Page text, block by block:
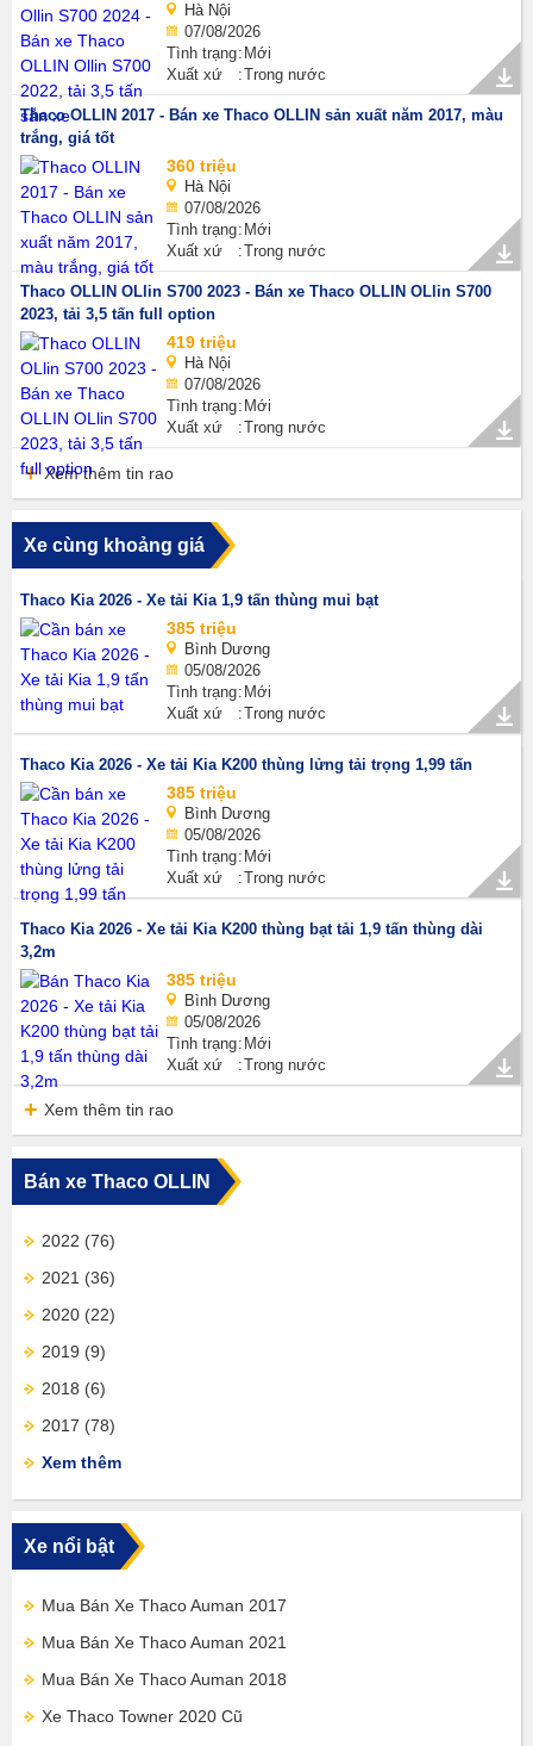
Hà Nội
07/08/2026
Tình trạng Mới
Xuất xứ
Trong nước
Thaco OLLIN 2017 - Bán xe Thaco OLLIN sản xuất năm 2017, màu
trắng, giá tốt
360 triệu
Hà Nội
07/08/2026
Tình trạng Mới
Xuất xứ
Trong nước
Thaco OLLIN OLlin S700 2023 - Bán xe Thaco OLLIN OLlin S700
2023, tải 3,5 tấn full option
419 triệu
Hà Nội
07/08/2026
Tình trạng Mới
Xuất xứ
Trong nước
Xem thêm tin rao
Xe cùng khoảng giá
Thaco Kia 2026 - Xe tải Kia 1,9 tấn thùng mui bạt
385 triệu
Bình Dương
05/08/2026
Tình trạng Mới
Xuất xứ
Trong nước
Thaco Kia 2026 - Xe tải Kia K200 thùng lửng tải trọng 1,99 tấn
385 triệu
Bình Dương
05/08/2026
Tình trạng Mới
Xuất xứ
Trong nước
Thaco Kia 2026 - Xe tải Kia K200 thùng bạt tải 1,9 tấn thùng dài
3,2m
385 triệu
Bình Dương
05/08/2026
Tình trạng Mới
Xuất xứ
Trong nước
Xem thêm tin rao
Bán xe Thaco OLLIN
2022 (76)
2021 (36)
2020 (22)
2019 (9)
2018 (6)
2017 (78)
Xem thêm
Xe nổi bật
Mua Bán Xe Thaco Auman 2017
Mua Bán Xe Thaco Auman 2021
Mua Bán Xe Thaco Auman 2018
Xe Thaco Towner 2020 Cũ